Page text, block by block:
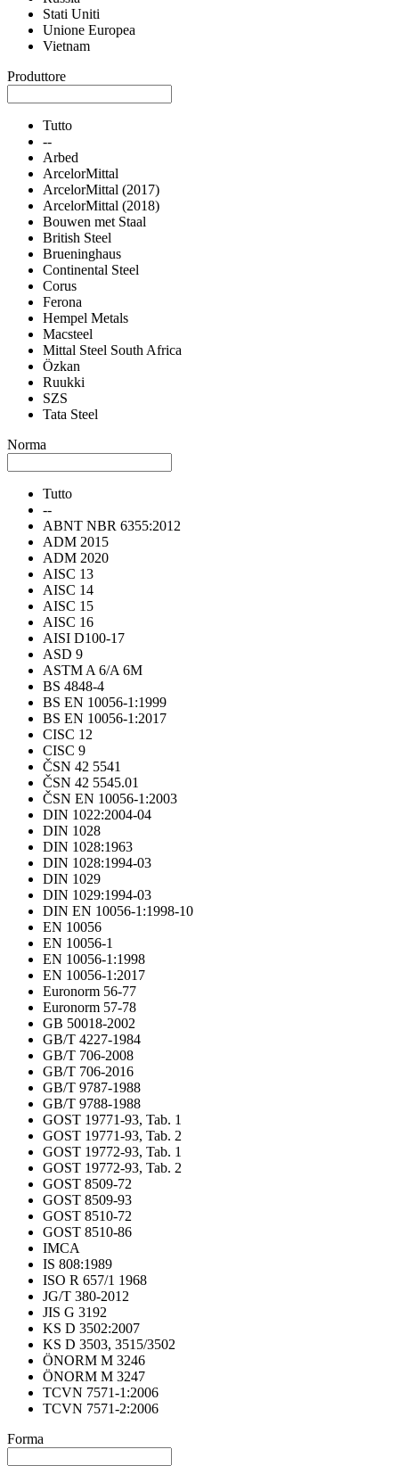
Stati Uniti
Unione Europea
Vietnam
Produttore
Tutto
--
Arbed
ArcelorMittal
ArcelorMittal (2017)
ArcelorMittal (2018)
Bouwen met Staal
British Steel
Brueninghaus
Continental Steel
Corus
Ferona
Hempel Metals
Macsteel
Mittal Steel South Africa
Özkan
Ruukki
SZS
Tata Steel
Norma
Tutto
--
ABNT NBR 6355:2012
ADM 2015
ADM 2020
AISC 13
AISC 14
AISC 15
AISC 16
AISI D100-17
ASD 9
ASTM A 6/A 6M
BS 4848-4
BS EN 10056-1:1999
BS EN 10056-1:2017
CISC 12
CISC 9
ČSN 42 5541
ČSN 42 5545.01
ČSN EN 10056-1:2003
DIN 1022:2004-04
DIN 1028
DIN 1028:1963
DIN 1028:1994-03
DIN 1029
DIN 1029:1994-03
DIN EN 10056-1:1998-10
EN 10056
EN 10056-1
EN 10056-1:1998
EN 10056-1:2017
Euronorm 56-77
Euronorm 57-78
GB 50018-2002
GB/T 4227-1984
GB/T 706-2008
GB/T 706-2016
GB/T 9787-1988
GB/T 9788-1988
GOST 19771-93, Tab. 1
GOST 19771-93, Tab. 2
GOST 19772-93, Tab. 1
GOST 19772-93, Tab. 2
GOST 8509-72
GOST 8509-93
GOST 8510-72
GOST 8510-86
IMCA
IS 808:1989
ISO R 657/1 1968
JG/T 380-2012
JIS G 3192
KS D 3502:2007
KS D 3503, 3515/3502
ÖNORM M 3246
ÖNORM M 3247
TCVN 7571-1:2006
TCVN 7571-2:2006
Forma